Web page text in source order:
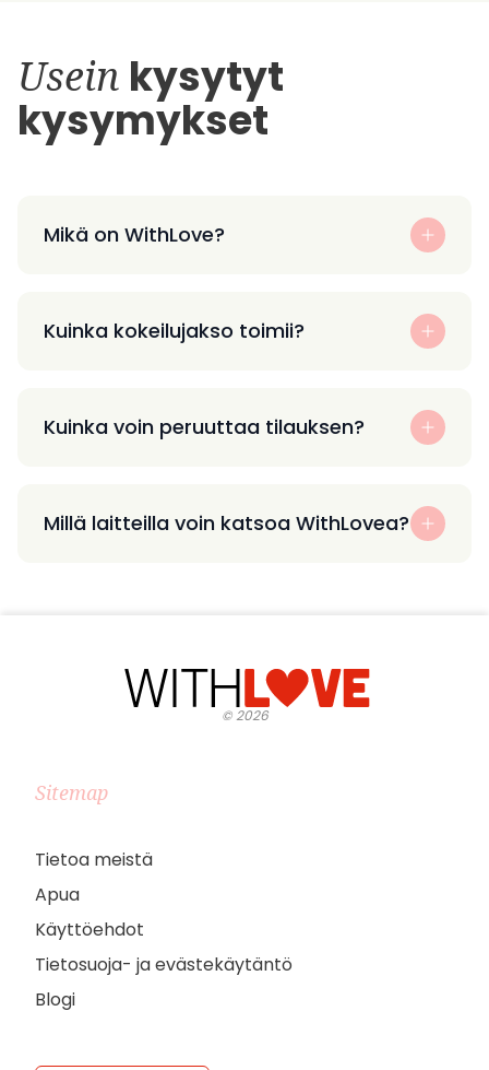
Usein kysytyt
kysymykset
Mikä on WithLove?
Kuinka kokeilujakso toimii?
Kuinka voin peruuttaa tilauksen?
Millä laitteilla voin katsoa WithLovea?
©2026
Sitemap
Tietoa meistä
Apua
Käyttöehdot
Tietosuoja- ja evästekäytäntö
Blogi